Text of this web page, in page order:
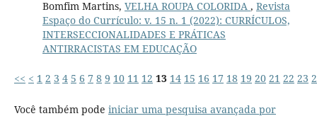
Bomfim Martins, VELHA ROUPA COLORIDA , Revista
Espaço do Currículo: v. 15 n. 1 (2022): CURRÍCULOS,
INTERSECCIONALIDADES E PRÁTICAS
ANTIRRACISTAS EM EDUCAÇÃO
<< < 1 2 3 4 5 6 7 8 9 10 11 12 13 14 15 16 17 18 19 20 21 22 23
Você também pode iniciar uma pesquisa avançada por